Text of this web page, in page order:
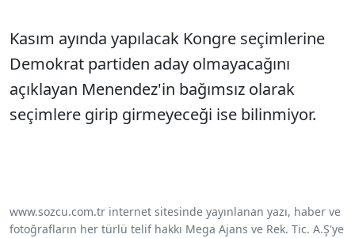
Kasım ayında yapılacak Kongre seçimlerine
Demokrat partiden aday olmayacağını
açıklayan Menendez'in bağımsız olarak
seçimlere girip girmeyeceği ise bilinmiyor.
www.sozcu.com.tr internet sitesinde yayınlanan yazı, haber ve
fotoğrafların her türlü telif hakkı Mega Ajans ve Rek. Tic. A.Ş'ye